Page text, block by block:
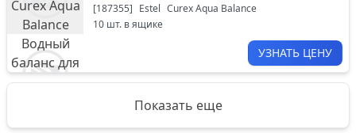
[187355] Estel Curex Aqua Balance
10 шт. в ящике
УЗНАТЬ ЦЕНУ
Показать еще